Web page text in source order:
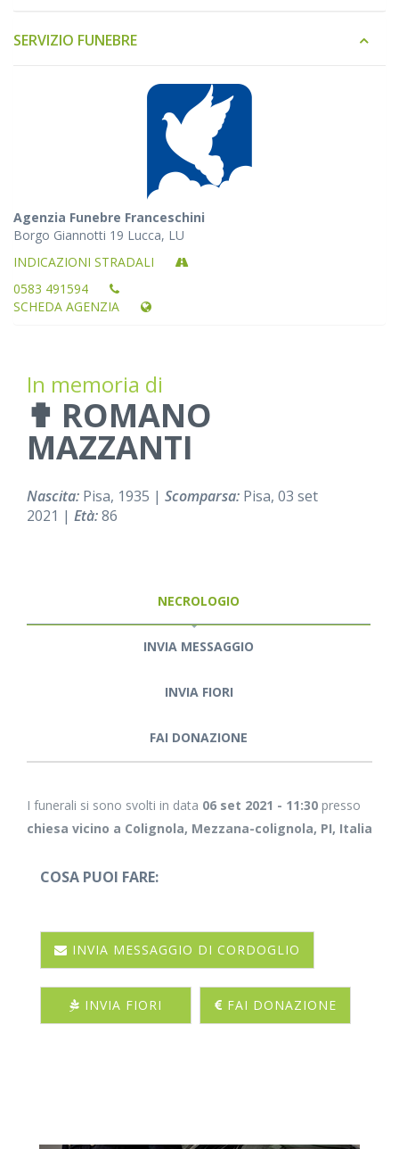
SERVIZIO FUNEBRE
Agenzia Funebre Franceschini
Borgo Giannotti 19 Lucca, LU
INDICAZIONI STRADALI
0583 491594
SCHEDA AGENZIA
In memoria di
✟ ROMANO
MAZZANTI
Nascita: Pisa, 1935 | Scomparsa: Pisa, 03 set
2021 | Età:86
NECROLOGIO
INVIA MESSAGGIO
INVIA FIORI
FAI DONAZIONE
I funerali si sono svolti in data 06 set 2021 - 11:30 presso
chiesa vicino a Colignola, Mezzana-colignola, PI, Italia
COSA PUOI FARE:
INVIA MESSAGGIO DI CORDOGLIO
INVIA FIORI FAI DONAZIONE